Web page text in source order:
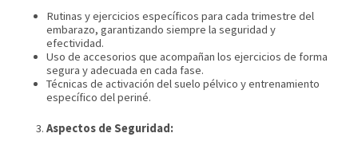
Rutinas y ejercicios específicos para cada trimestre del
embarazo, garantizando siempre la seguridad y
efectividad.
Uso de accesorios que acompañan los ejercicios de forma
segura y adecuada en cada fase.
Técnicas de activación del suelo pélvico y entrenamiento
específico del periné.
Aspectos de Seguridad: